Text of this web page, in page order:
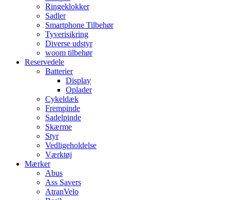
Ringeklokker
Sadler
Smartphone Tilbehør
Tyverisikring
Diverse udstyr
woom tilbehør
Reservedele
Batterier
Display
Oplader
Cykeldæk
Frempinde
Sadelpinde
Skærme
Styr
Vedligeholdelse
Værktøj
Mærker
Abus
Ass Savers
AtranVelo